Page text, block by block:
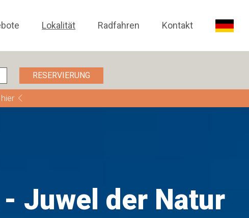
Lokalität Radfahren Kontakt
RESERVIERUNG
Juwel der Natur